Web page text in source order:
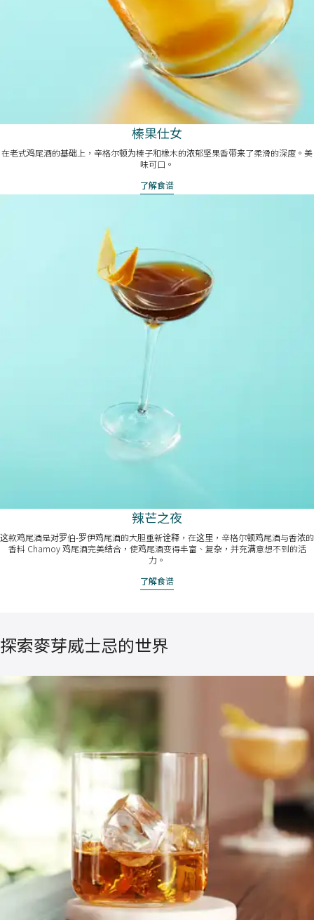
榛果仕女
在老式鸡尾酒的基础上，辛格尔顿为榛子和橡木的浓郁坚果香带来了柔滑的深度。美
味可口。
了解食谱
辣芒之夜
这款鸡尾酒是对罗伯-罗伊鸡尾酒的大胆重新诠释，在这里，辛格尔顿鸡尾酒与香浓的
香料 Chamoy 鸡尾酒完美结合，使鸡尾酒变得丰富、复杂，并充满意想不到的活
力。
了解食谱
探索麥芽威士忌的世界